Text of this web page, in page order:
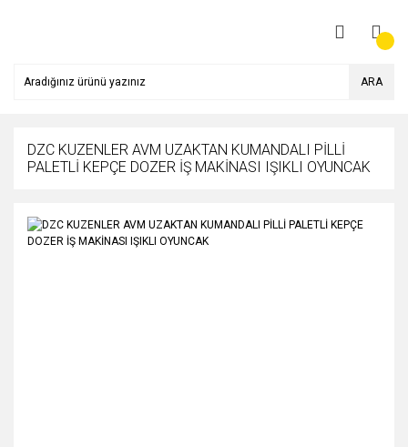
ARA
DZC KUZENLER AVM UZAKTAN KUMANDALI PİLLİ
PALETLİ KEPÇE DOZER İŞ MAKİNASI IŞIKLI OYUNCAK